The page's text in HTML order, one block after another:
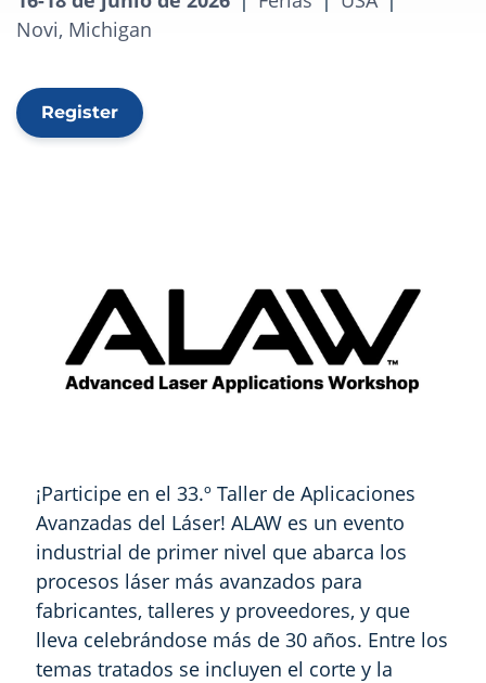
Novi, Michigan
Register
¡Participe en el 33.º Taller de Aplicaciones
Avanzadas del Láser! ALAW es un evento
industrial de primer nivel que abarca los
procesos láser más avanzados para
fabricantes, talleres y proveedores, y que
lleva celebrándose más de 30 años. Entre los
temas tratados se incluyen el corte y la